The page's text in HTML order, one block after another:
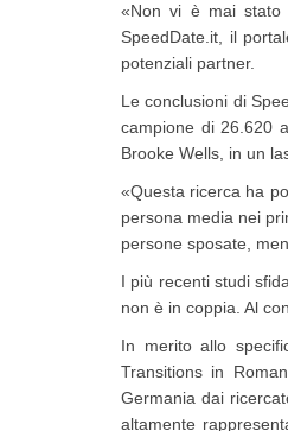
«Non vi è mai stato
SpeedDate.it, il
potenziali partner.
Le conclusioni di
campione di 26.620
Brooke Wells, in un
«Questa ricerca ha
persona media nei
persone sposate,
I più recenti studi
non è in coppia. Al
In merito allo
Transitions in
Germania dai
altamente